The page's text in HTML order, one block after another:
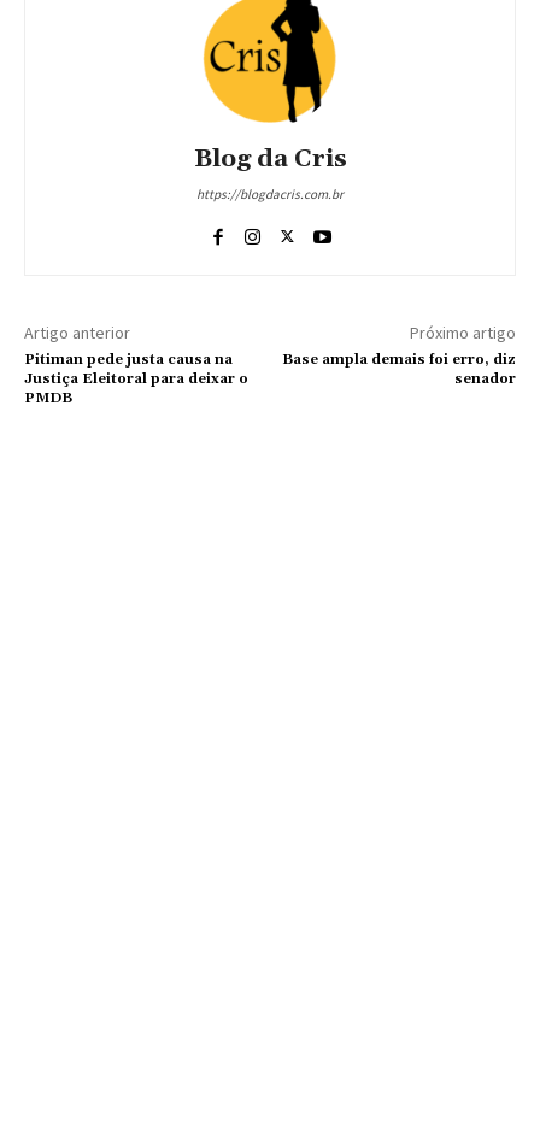
Blog da Cris
https://blogdacris.com.br
Artigo anterior
Pitiman pede justa causa na
Justiça Eleitoral para deixar o
PMDB
Próximo artigo
Base ampla demais foi erro, diz
senador